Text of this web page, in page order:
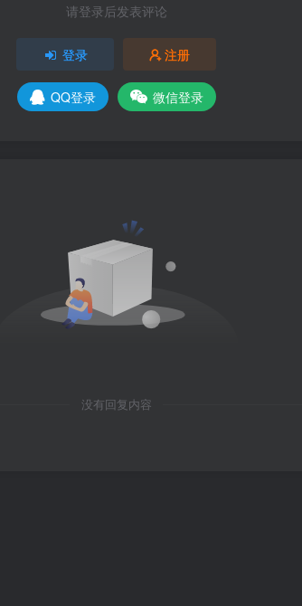
请登录后发表评论
登录 注册
QQ登录 微信登录
没有回复内容